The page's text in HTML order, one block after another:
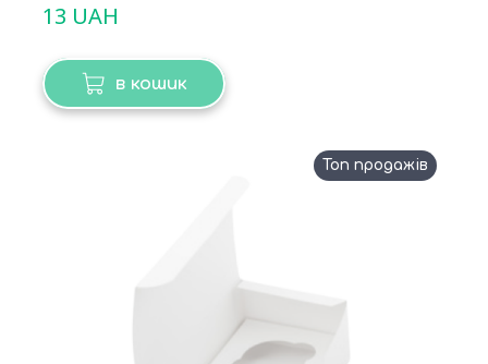
13 UAH
в кошик
Топ продажів